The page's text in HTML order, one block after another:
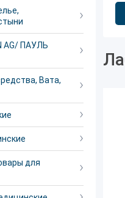
AG/ ПАУЛЬ
Вата,
для